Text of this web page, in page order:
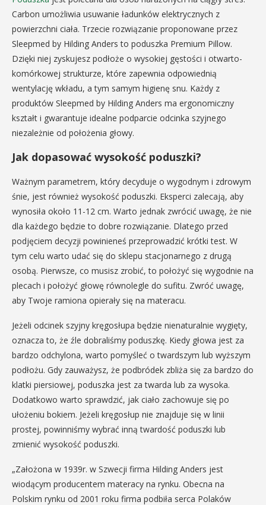
Carbon umożliwia usuwanie ładunków elektrycznych z
powierzchni ciała. Trzecie rozwiązanie proponowane przez
Sleepmed by Hilding Anders to poduszka Premium Pillow.
Dzięki niej zyskujesz podłoże o wysokiej gęstości i otwarto-
komórkowej strukturze, które zapewnia odpowiednią
wentylację wkładu, a tym samym higienę snu. Każdy z
produktów Sleepmed by Hilding Anders ma ergonomiczny
kształt i gwarantuje idealne podparcie odcinka szyjnego
niezależnie od położenia głowy.
Jak dopasować wysokość poduszki?
Ważnym parametrem, który decyduje o wygodnym i zdrowym
śnie, jest również wysokość poduszki. Eksperci zalecają, aby
wynosiła około 11-12 cm. Warto jednak zwrócić uwagę, że nie
dla każdego będzie to dobre rozwiązanie. Dlatego przed
podjęciem decyzji powinieneś przeprowadzić krótki test. W
tym celu warto udać się do sklepu stacjonarnego z drugą
osobą. Pierwsze, co musisz zrobić, to położyć się wygodnie na
plecach i położyć głowę równolegle do sufitu. Zwróć uwagę,
aby Twoje ramiona opierały się na materacu.
Jeżeli odcinek szyjny kręgosłupa będzie nienaturalnie wygięty,
oznacza to, że źle dobraliśmy poduszkę. Kiedy głowa jest za
bardzo odchylona, warto pomyśleć o twardszym lub wyższym
podłożu. Gdy zauważysz, że podbródek zbliża się za bardzo do
klatki piersiowej, poduszka jest za twarda lub za wysoka.
Dodatkowo warto sprawdzić, jak ciało zachowuje się po
ułożeniu bokiem. Jeżeli kręgosłup nie znajduje się w linii
prostej, powinniśmy wybrać inną twardość poduszki lub
zmienić wysokość poduszki.
„Założona w 1939r. w Szwecji firma Hilding Anders jest
wiodącym producentem materacy na rynku. Obecna na
Polskim rynku od 2001 roku firma podbiła serca Polaków